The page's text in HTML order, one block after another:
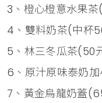
3、橙心橙意水果
4、雙料奶茶(中杯
5、林三冬瓜茶(50
6、原汁原味泰奶
7、黃金烏龍奶蓋